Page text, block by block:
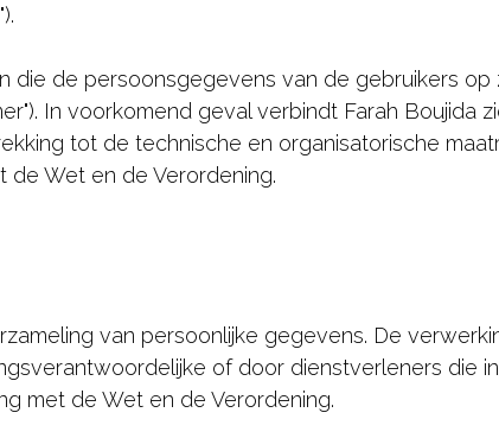
").
die de persoonsgegevens van de gebruikers op
In voorkomend geval verbindt Farah Boujida
tot de technische en organisatorische
Wet en de Verordening.
van persoonlijke gegevens. De
of door dienstverleners die
met de Wet en de Verordening.